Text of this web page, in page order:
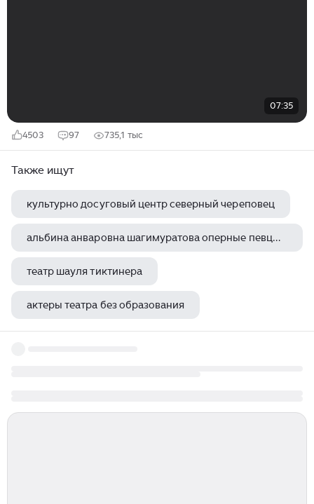
07:35
4503 97 735,1 тыс
Также ищут
культурно досуговый центр северный череповец
альбина анваровна шагимуратова оперные певцы и певицы россии
театр шауля тиктинера
актеры театра без образования